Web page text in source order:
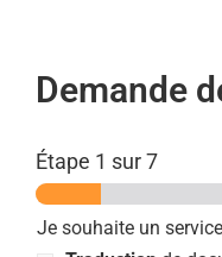
Demande
Étape 1 sur 7
Je souhaite un